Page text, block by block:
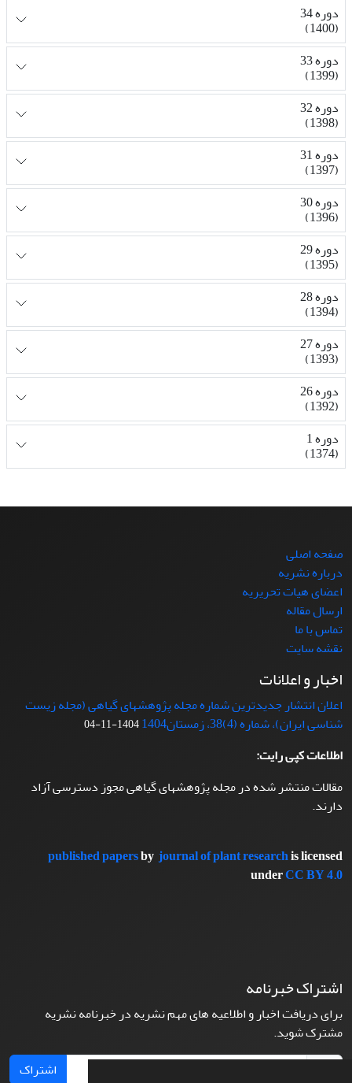
دوره 34
(1400)
دوره 33
(1399)
دوره 32
(1398)
دوره 31
(1397)
دوره 30
(1396)
دوره 29
(1395)
دوره 28
(1394)
دوره 27
(1393)
دوره 26
(1392)
دوره 1
(1374)
صفحه اصلی
درباره نشریه
اعضای هیات تحریریه
ارسال مقاله
تماس با ما
نقشه سایت
اخبار و اعلانات
اعلان انتشار جدیدترین شماره مجله پژوهشهای گیاهی (مجله زیست
شناسی ایران)، شماره (4)38، زمستان1404
1404-11-04
اطلاعات کپی رایت:
مقالات منتشر شده در مجله پژوهشهای گیاهی مجوز دسترسی آزاد
دارند.
published papersbyjournal of plant researchis licensed
underCC BY 4.0
اشتراک خبرنامه
برای دریافت اخبار و اطلاعیه های مهم نشریه در خبرنامه نشریه
مشترک شوید.
اشتراک